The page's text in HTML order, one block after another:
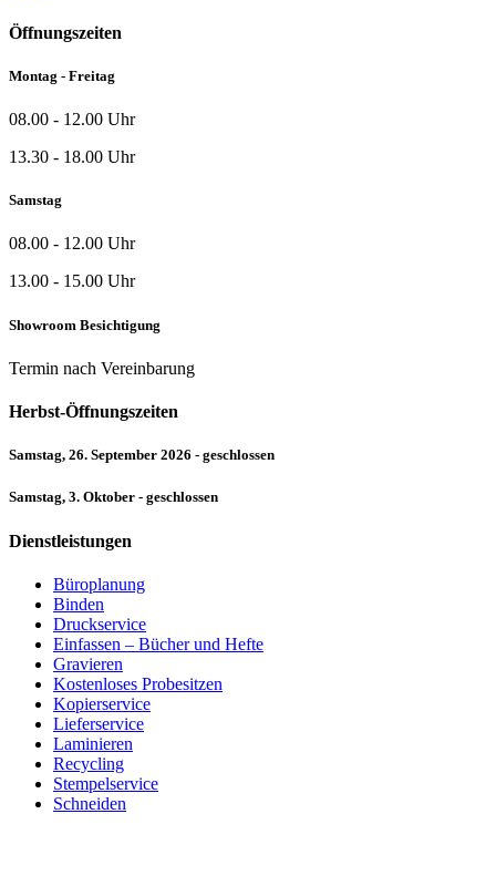
Öffnungszeiten
Montag - Freitag
08.00 - 12.00 Uhr
13.30 - 18.00 Uhr
Samstag
08.00 - 12.00 Uhr
13.00 - 15.00 Uhr
Showroom Besichtigung
Termin nach Vereinbarung
Herbst-Öffnungszeiten
Samstag, 26. September 2026 - geschlossen
Samstag, 3. Oktober - geschlossen
Dienstleistungen
Büroplanung
Binden
Druckservice
Einfassen – Bücher und Hefte
Gravieren
Kostenloses Probesitzen
Kopierservice
Lieferservice
Laminieren
Recycling
Stempelservice
Schneiden